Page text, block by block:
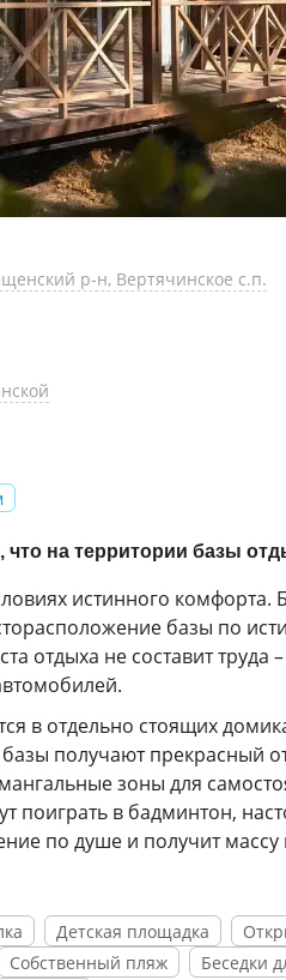
р-н, Вертячинское с.п.
на территории базы
истинного комфорта.
базы по
отдыха не составит
в отдельно стоящих
получают прекрасный
зоны для
поиграть в бадминтон,
по душе и получит
Детская площадка
Собственный пляж Беседки